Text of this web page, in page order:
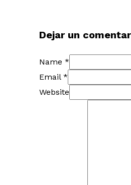
Dejar un
Name *
Email *
Website